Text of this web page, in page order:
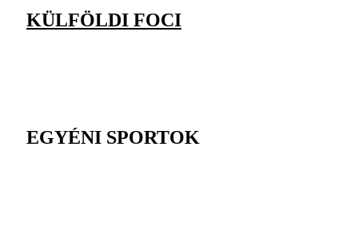
KÜLFÖLDI FOCI
EGYÉNI SPORTOK